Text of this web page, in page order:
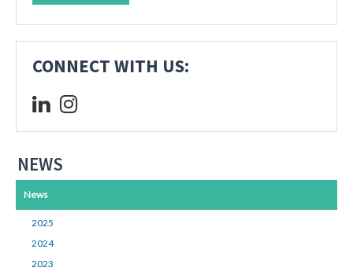
CONNECT WITH US:
NEWS
News
2025
2024
2023